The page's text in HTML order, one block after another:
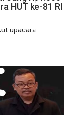
HUT ke-81 RI
upacara